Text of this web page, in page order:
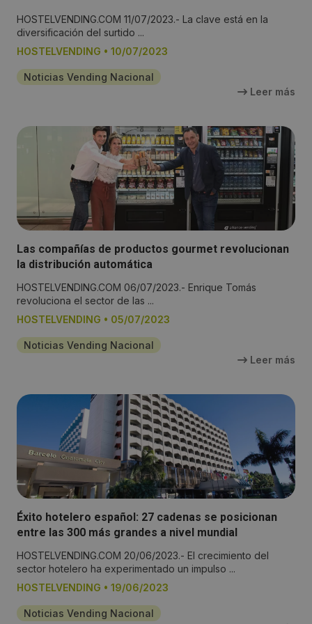
HOSTELVENDING.COM 11/07/2023.- La clave está en la
diversificación del surtido ...
HOSTELVENDING • 10/07/2023
Noticias Vending Nacional
Leer más
Las compañías de productos gourmet revolucionan
la distribución automática
HOSTELVENDING.COM 06/07/2023.- Enrique Tomás
revoluciona el sector de las ...
HOSTELVENDING • 05/07/2023
Noticias Vending Nacional
Leer más
Éxito hotelero español: 27 cadenas se posicionan
entre las 300 más grandes a nivel mundial
HOSTELVENDING.COM 20/06/2023.- El crecimiento del
sector hotelero ha experimentado un impulso ...
HOSTELVENDING • 19/06/2023
Noticias Vending Nacional